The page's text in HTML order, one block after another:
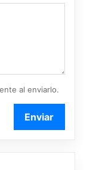
al enviarlo.
Enviar